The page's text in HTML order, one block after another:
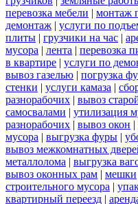
перевозка мебели | монтаж
демонтаж | услуги по
плиты | грузчики на час |
мусора | лента | перевозка
в квартире | услуги по
вывоз газелью | погрузка
стенки | услуги камаза |
разнорабочих | вывоз
самосвалами | утилизация
разнорабочих | вывоз окон |
мусора | выгрузка фуры |
вывоз межкомнатных
металлолома | выгрузка
вывоз оконных рам | мешки
строительного мусора |
квартирный переезд |